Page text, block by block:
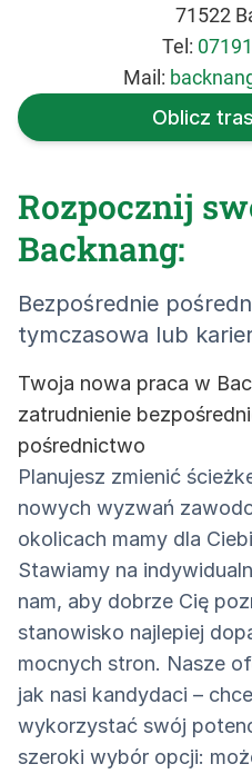
71522
Tel:
Mail:
Oblicz
Rozpocznij
Backnang:
Bezpośrednie
tymczasowa lub
Twoja nowa praca w
zatrudnienie
pośrednictwo
Planujesz zmienić
nowych wyzwań
okolicach mamy dla
Stawiamy na
nam, aby dobrze Cię
stanowisko najlepiej
mocnych stron. Nasze
jak nasi kandydaci –
wykorzystać swój
szeroki wybór opcji: